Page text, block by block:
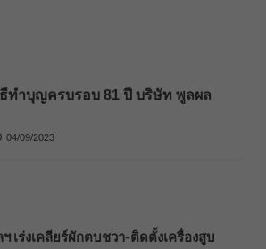
ทำบุญครบรอบ 81 ปี บริษัท พูลผล
04/09/2023
เร่งเคลียร์ผักตบชวา-ติดตั้งเครื่องสูบ